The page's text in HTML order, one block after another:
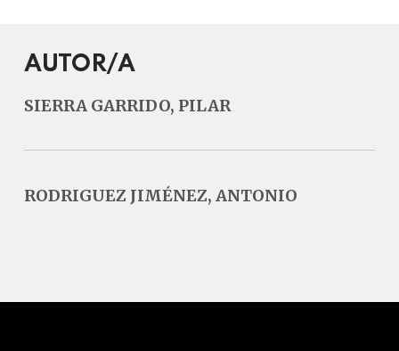
AUTOR/A
SIERRA GARRIDO, PILAR
RODRIGUEZ JIMÉNEZ, ANTONIO